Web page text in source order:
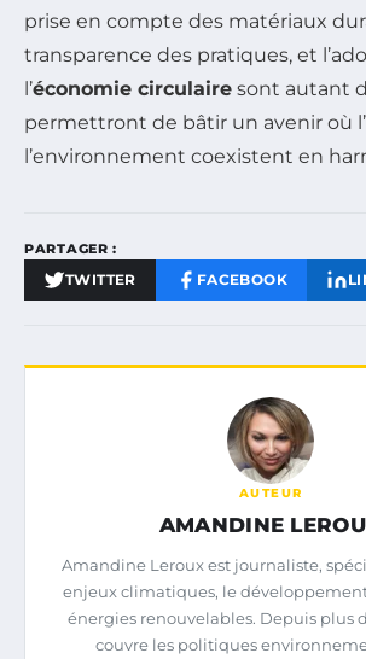
prise en compte des matériaux
transparence des pratiques, et
l’économie circulaire sont autant
permettront de bâtir un avenir où
l’environnement coexistent en
PARTAGER :
TWITTER FACEBOOK
AUTEUR
AMANDINE
Amandine Leroux est journaliste,
enjeux climatiques, le
énergies renouvelables. Depuis plus
couvre les politiques